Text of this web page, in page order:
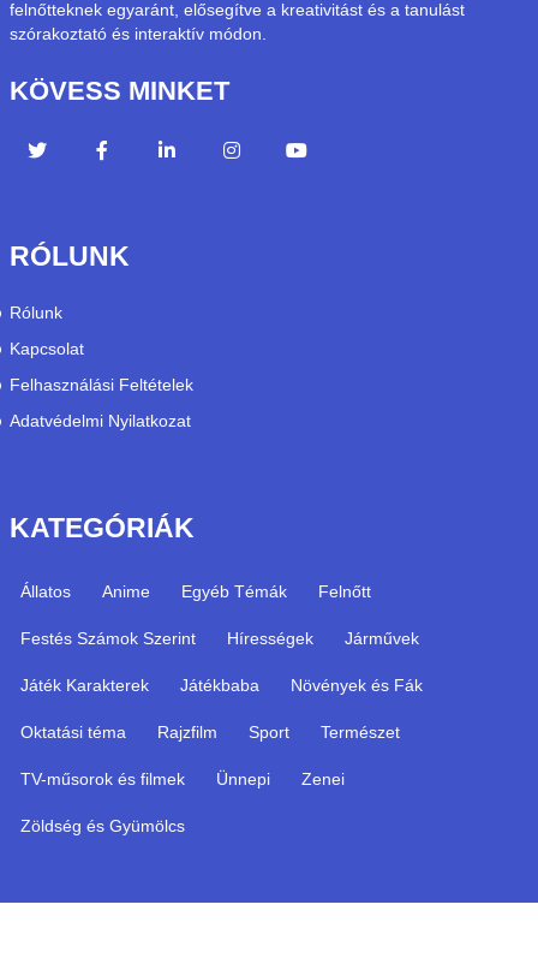
felnőtteknek egyaránt, elősegítve a kreativitást és a tanulást
szórakoztató és interaktív módon.
KÖVESS MINKET
RÓLUNK
Rólunk
Kapcsolat
Felhasználási Feltételek
Adatvédelmi Nyilatkozat
KATEGÓRIÁK
Állatos Anime Egyéb Témák Felnőtt
Festés Számok Szerint Hírességek Járművek
Játék Karakterek Játékbaba Növények és Fák
Oktatási téma Rajzfilm Sport Természet
TV-műsorok és filmek Ünnepi Zenei
Zöldség és Gyümölcs